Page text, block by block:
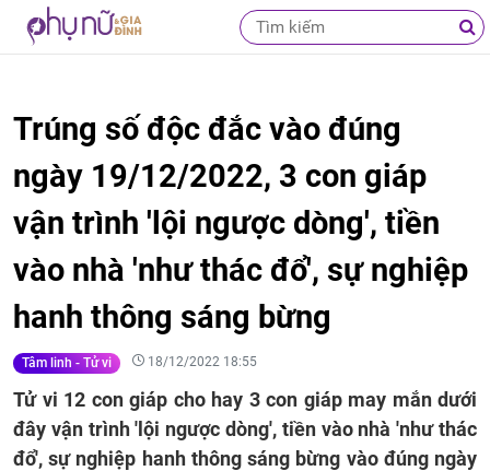
Trúng số độc đắc vào đúng
ngày 19/12/2022, 3 con giáp
vận trình 'lội ngược dòng', tiền
vào nhà 'như thác đổ', sự nghiệp
hanh thông sáng bừng
Tâm linh - Tử vi 18/12/2022 18:55
Tử vi 12 con giáp cho hay 3 con giáp may mắn dưới
đây vận trình 'lội ngược dòng', tiền vào nhà 'như thác
đổ', sự nghiệp hanh thông sáng bừng vào đúng ngày